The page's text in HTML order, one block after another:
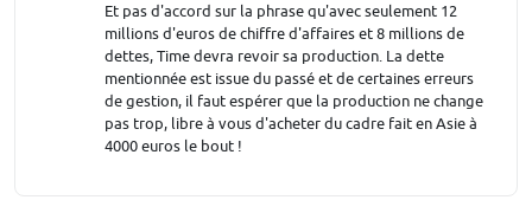
Et pas d'accord sur la phrase qu'avec seulement 12
millions d'euros de chiffre d'affaires et 8 millions de
dettes, Time devra revoir sa production. La dette
mentionnée est issue du passé et de certaines erreurs
de gestion, il faut espérer que la production ne change
pas trop, libre à vous d'acheter du cadre fait en Asie à
4000 euros le bout !